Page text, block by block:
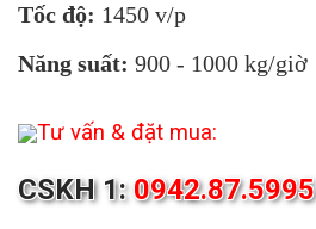
Tốc độ: 1450 v/p
Năng suất: 900 - 1000 kg/giờ
Tư vấn & đặt mua:
CSKH 1:0942.87.5995